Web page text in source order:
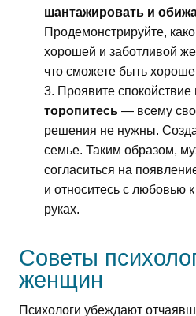
шантажировать и
Продемонстрируйте,
хорошей и заботливой
что сможете быть
Проявите спокойствие
торопитесь — всему
решения не нужны.
семье. Таким образом,
согласиться на
и относитесь с любовью
руках.
Советы
женщин
Психологи убеждают